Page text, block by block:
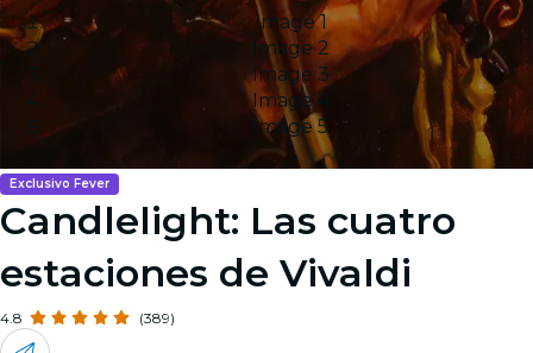
Image 1
Image 2
Image 3
Image 4
Image 5
Exclusivo Fever
Candlelight: Las cuatro
estaciones de Vivaldi
4.8 (389)